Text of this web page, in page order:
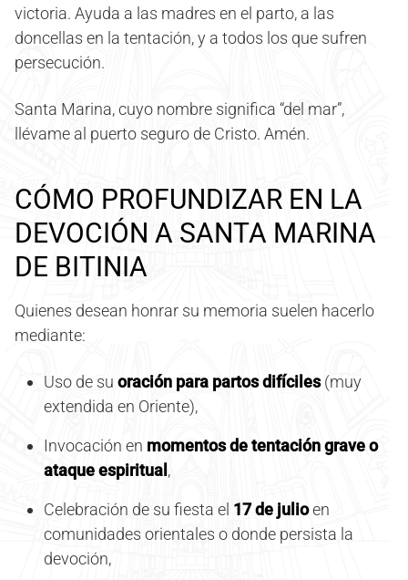
victoria. Ayuda a las madres en el parto, a las
doncellas en la tentación, y a todos los que sufren
persecución.
Santa Marina, cuyo nombre significa “del mar”,
llévame al puerto seguro de Cristo. Amén.
CÓMO PROFUNDIZAR EN LA
DEVOCIÓN A SANTA MARINA
DE BITINIA
Quienes desean honrar su memoria suelen hacerlo
mediante:
Uso de su oración para partos difíciles(muy
extendida en Oriente),
Invocación en momentos de tentación grave o
ataque espiritual ,
Celebración de su fiesta el 17 de julioen
comunidades orientales o donde persista la
devoción,